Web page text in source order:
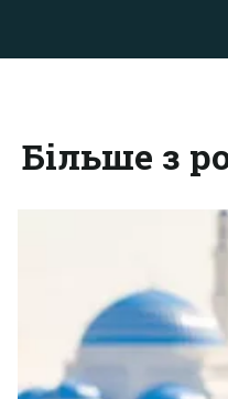
Більше з